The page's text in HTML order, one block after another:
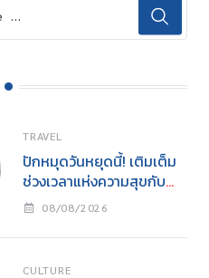
TRAVEL
ปักหมุดวันหยุดนี้! เติมเต็ม
ช่วงเวลาแห่งความสุขกับ
ครอบครัว
08/08/2026
CULTURE